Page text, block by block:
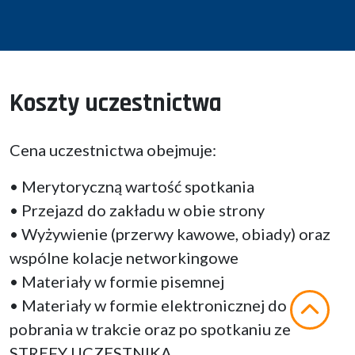
Przepływ wartości w utrzymaniu ruchu. Jakie
w przepływie dóbr, usług, informacji w efektywnym
Celem prelekcji jest opisanie przebiegu informacji pomiędzy
technikami, inżynierami, planistami, zakupami, magazynem,
kierownikami. Jak zapanować nad szczelnością tego procesu,
przepływem informacji oraz jak pracować ze standardowymi,
powtarzalnymi rutynami, regułami.
Koszty uczestnictwa
Cena uczestnictwa obejmuje:
• Merytoryczną wartość spotkania
• Przejazd do zakładu w obie strony
• Wyżywienie (przerwy kawowe, obiady) oraz
wspólne kolacje networkingowe
• Materiały w formie pisemnej
• Materiały w formie elektronicznej do
pobrania w trakcie oraz po spotkaniu ze